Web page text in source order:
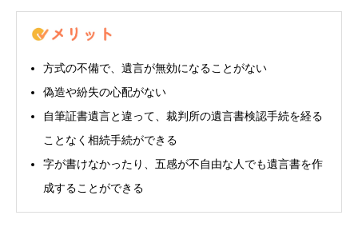
方式の不備で、遺言が無効になることがない
偽造や紛失の心配がない
自筆証書遺言と違って、裁判所の遺言書検認手続を経る
ことなく相続手続ができる
字が書けなかったり、五感が不自由な人でも遺言書を作
成することができる